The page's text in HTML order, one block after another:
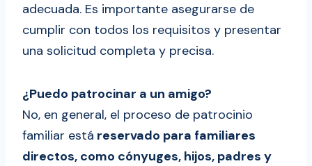
adecuada. Es importante asegurarse de
cumplir con todos los requisitos y presentar
una solicitud completa y precisa.
¿Puedo patrocinar a un amigo?
No, en general, el proceso de patrocinio
familiar está reservado para familiares
directos, como cónyuges, hijos, padres y